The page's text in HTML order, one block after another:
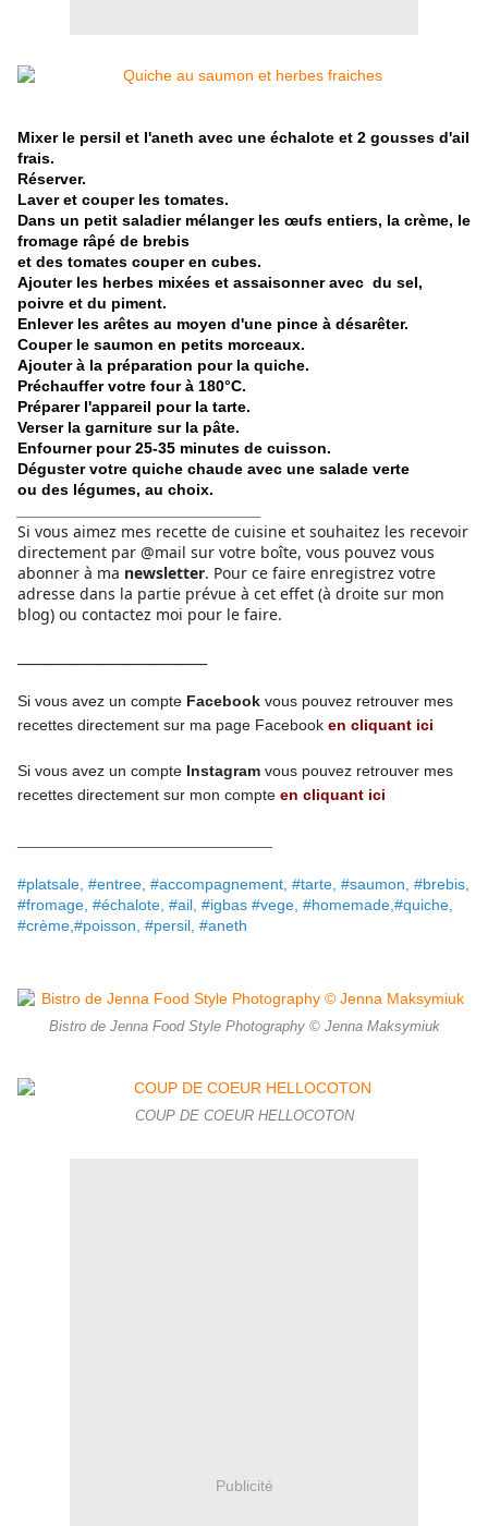
Mixer le persil et l'aneth avec une échalote et 2 gousses d'ail
frais.
Réserver.
Laver et couper les tomates.
Dans un petit saladier mélanger les œufs entiers, la crème, le
fromage râpé de brebis
et des tomates couper en cubes.
Ajouter les herbes mixées et assaisonner avec du sel,
poivre et du piment.
Enlever les arêtes au moyen d'une pince à désarêter.
Couper le saumon en petits morceaux.
Ajouter à la préparation pour la quiche.
Préchauffer votre four à 180°C.
Préparer l'appareil pour la tarte.
Verser la garniture sur la pâte.
Enfourner pour 25-35 minutes de cuisson.
Déguster votre quiche chaude avec une salade verte
ou des légumes, au choix.
Si vous aimez mes recette de cuisine et souhaitez les recevoir
directement par @mail sur votre boîte, vous pouvez vous
abonner à ma newsletter. Pour ce faire enregistrez votre
adresse dans la partie prévue à cet effet (à droite sur mon
blog) ou contactez moi pour le faire.
Si vous avez un compte Facebook vous pouvez retrouver mes
recettes directement sur ma page Facebook en cliquant ici
Si vous avez un compte Instagram vous pouvez retrouver mes
recettes directement sur mon compte en cliquant ici
#platsale, #entree, #accompagnement, #tarte, #saumon, #brebis,
#fromage, #échalote, #ail, #igbas #vege, #homemade,#quiche,
#crème,#poisson, #persil, #aneth
Bistro de Jenna Food Style Photography © Jenna Maksymiuk
COUP DE COEUR HELLOCOTON
Publicité